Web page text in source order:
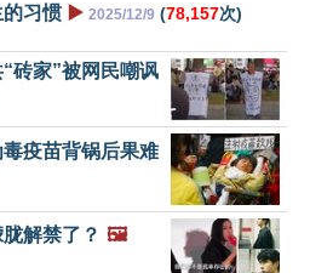
习惯 ▶️ 2025/12/9 (78,157次)
砖家”被网民嘲讽
疫苗背锅后果难
解禁了？ 🖼️